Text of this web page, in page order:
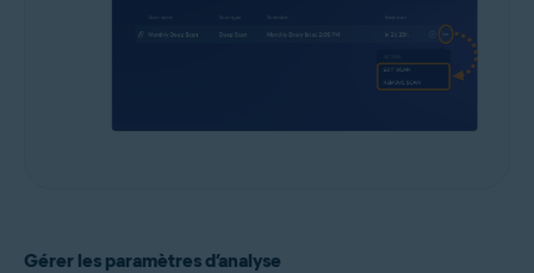
Gérer les paramètres d’analyse